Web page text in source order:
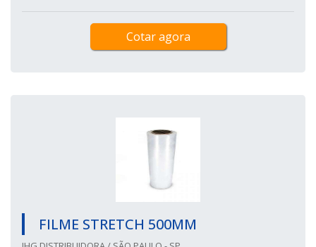
Cotar agora
FILME STRETCH 500MM